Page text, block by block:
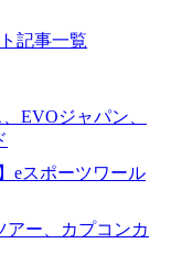
記事一覧
EVOジャパン、
eスポーツワール
アー、カプコンカ